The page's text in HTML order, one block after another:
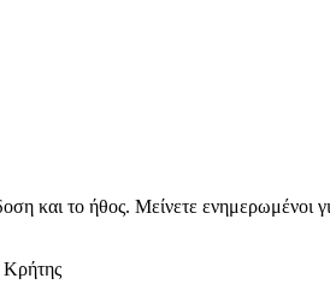
και το ήθος. Μείνετε ενημερωμένοι
Κρήτης